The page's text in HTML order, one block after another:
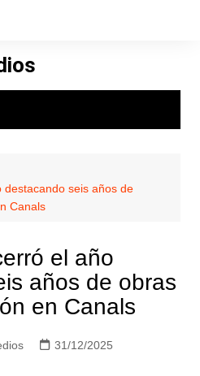
destacando seis años de
Canals
el año
años de obras
en Canals
31/12/2025